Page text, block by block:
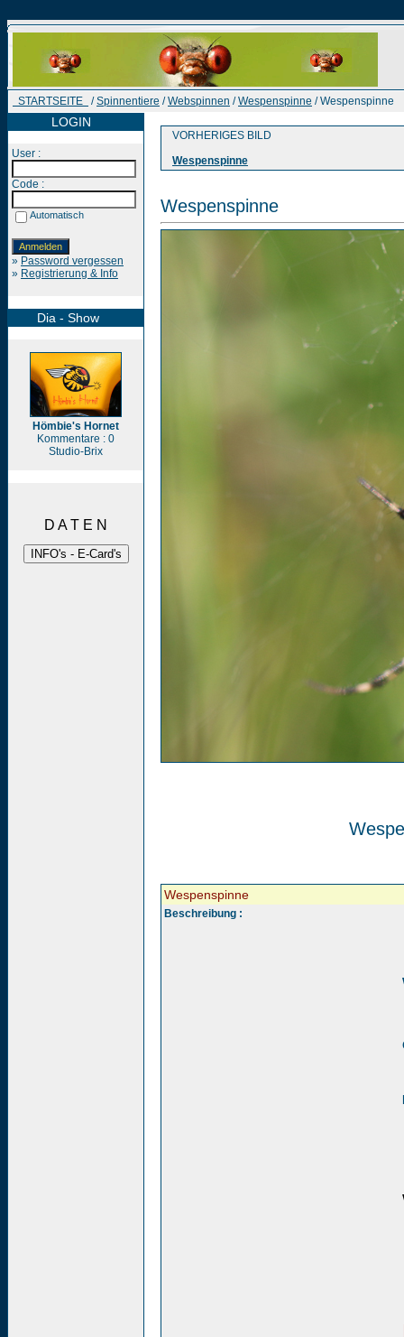
STARTSEITE /Spinnentiere /Webspinnen /Wespenspinne / Wespenspinne
LOGIN
User :
Code :
Automatisch
» Password vergessen
» Registrierung & Info
Dia - Show
Hömbie's Hornet
Kommentare : 0
Studio-Brix
D A T E N
VORHERIGES BILD
Wespenspinne
Wespenspinne
Wespenspinne
Beschreibung :